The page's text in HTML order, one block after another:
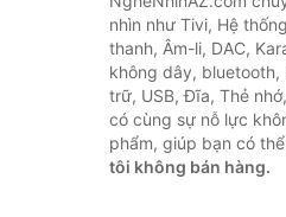
nhìn như Tivi, Hệ
thanh, Âm-li, DAC,
không dây, bluetooth,
trữ, USB, Đĩa, Thẻ
có cùng sự nỗ lực
phẩm, giúp bạn có
tôi không bán hàng.